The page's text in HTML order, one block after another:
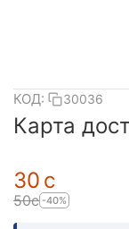
КОД: 30036
Карта
‍30‍ с
‍50‍с -40%